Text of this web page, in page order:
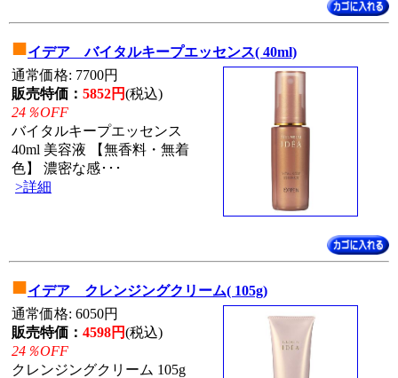
■イデア バイタルキープエッセンス( 40ml)
通常価格: 7700円
販売特価： 5852円(税込)
24％OFF
バイタルキープエッセンス
40ml 美容液 【無香料・無着
色】 濃密な感･･･
>詳細
■イデア クレンジングクリーム( 105g)
通常価格: 6050円
販売特価： 4598円(税込)
24％OFF
クレンジングクリーム 105g